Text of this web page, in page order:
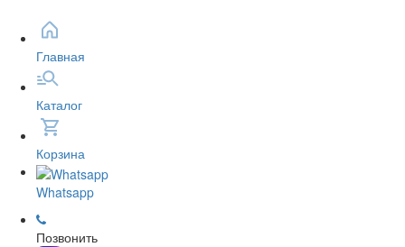
Главная
Каталог
Корзина
Whatsapp
Позвонить